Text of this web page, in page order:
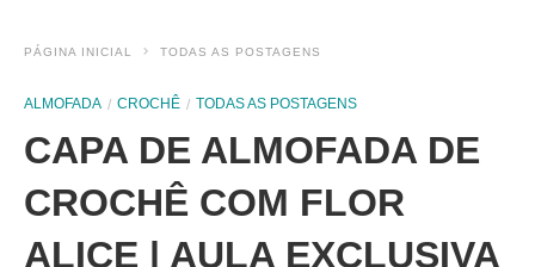
PÁGINA INICIAL TODAS AS POSTAGENS
ALMOFADA CROCHÊ TODAS AS POSTAGENS
CAPA DE ALMOFADA DE
CROCHÊ COM FLOR
ALICE | AULA EXCLUSIVA